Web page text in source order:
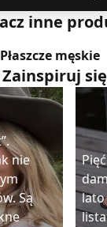
inne
Płaszcze męskie
Zainspiruj się
nie
Są
lato